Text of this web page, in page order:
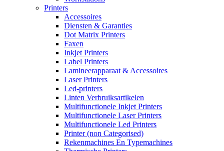
Printers
Accessoires
Diensten & Garanties
Dot Matrix Printers
Faxen
Inkjet Printers
Label Printers
Lamineerapparaat & Accessoires
Laser Printers
Led-printers
Linten Verbruiksartikelen
Multifunctionele Inkjet Printers
Multifunctionele Laser Printers
Multifunctionele Led Printers
Printer (non Categorised)
Rekenmachines En Typemachines